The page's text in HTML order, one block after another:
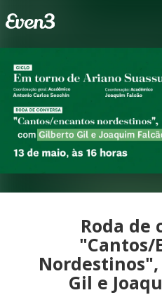
Roda de
"Cantos/
Gil e